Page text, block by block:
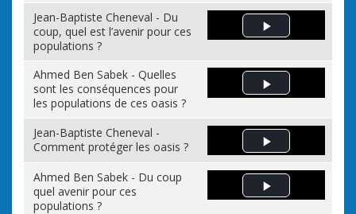
Jean-Baptiste Cheneval - Du
coup, quel est l’avenir pour ces
populations ?
Play Video
Ahmed Ben Sabek - Quelles
sont les conséquences pour
les populations de ces oasis ?
Play Video
Jean-Baptiste Cheneval -
Comment protéger les oasis ?
Play Video
Ahmed Ben Sabek - Du coup
quel avenir pour ces
populations ?
Play Video